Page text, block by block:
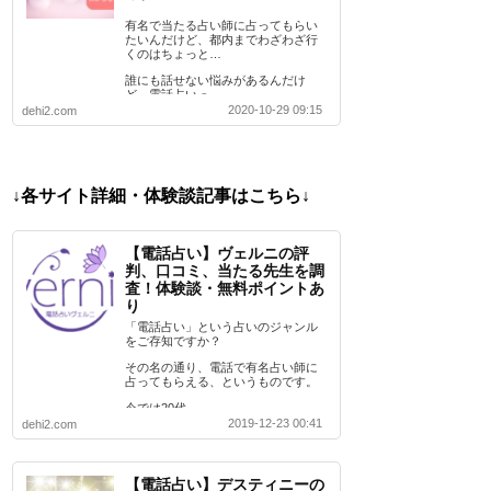
有名で当たる占い師に占ってもらい
たいんだけど、都内までわざわざ行
くのはちょっと…
誰にも話せない悩みがあるんだけ
ど、電話占いっ…
dehi2.com
2020-10-29 09:15
↓各サイト詳細・体験談記事はこちら↓
【電話占い】ヴェルニの評
判、口コミ、当たる先生を調
査！体験談・無料ポイントあ
り
「電話占い」という占いのジャンル
をご存知ですか？
その名の通り、電話で有名占い師に
占ってもらえる、というものです。
今では20代…
dehi2.com
2019-12-23 00:41
【電話占い】デスティニーの